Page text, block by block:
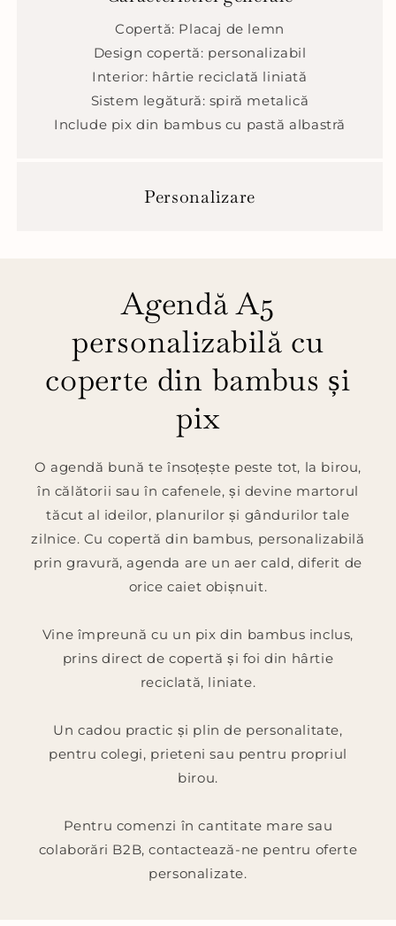
Copertă: Placaj de lemn
Design copertă: personalizabil
Interior: hârtie reciclată liniată
Sistem legătură: spiră metalică
Include pix din bambus cu pastă albastră
Personalizare
Agendă A5
personalizabilă cu
coperte din bambus și
pix
O agendă bună te însoțește peste tot, la birou,
în călătorii sau în cafenele, și devine martorul
tăcut al ideilor, planurilor și gândurilor tale
zilnice. Cu copertă din bambus, personalizabilă
prin gravură, agenda are un aer cald, diferit de
orice caiet obișnuit.
Vine împreună cu un pix din bambus inclus,
prins direct de copertă și foi din hârtie
reciclată, liniate.
Un cadou practic și plin de personalitate,
pentru colegi, prieteni sau pentru propriul
birou.
Pentru comenzi în cantitate mare sau
colaborări B2B, contactează-ne pentru oferte
personalizate.